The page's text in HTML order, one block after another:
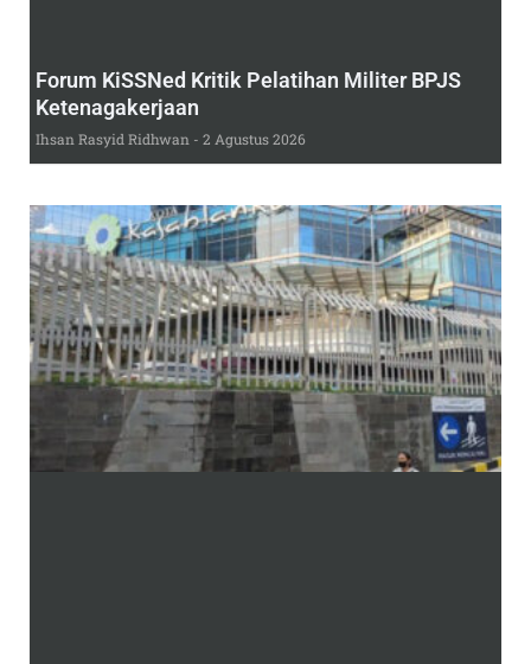
Forum KiSSNed Kritik Pelatihan Militer BPJS
Ketenagakerjaan
Ihsan Rasyid Ridhwan 2 Agustus 2026